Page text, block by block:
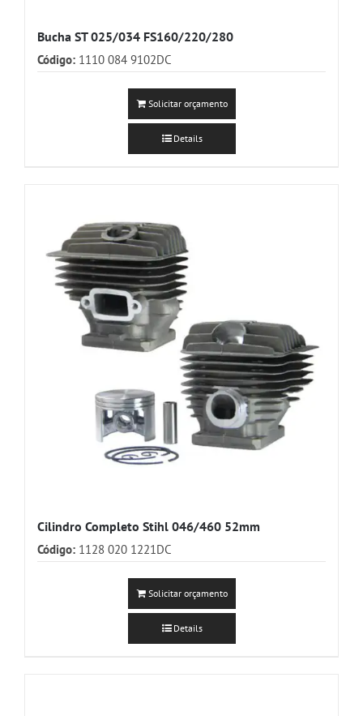
Bucha ST 025/034 FS160/220/280
Código: 1110 084 9102DC
Solicitar orçamento
Details
Cilindro Completo Stihl 046/460 52mm
Código: 1128 020 1221DC
Solicitar orçamento
Details